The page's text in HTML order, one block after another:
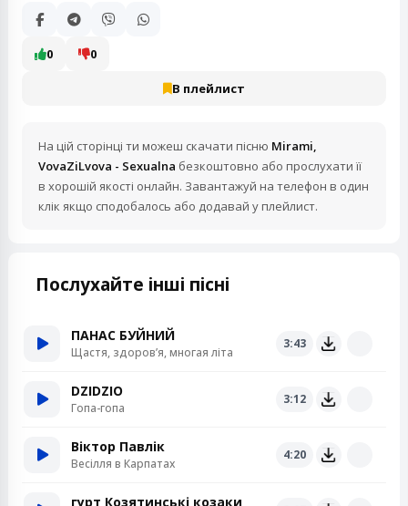
0 0
В плейлист
На цій сторінці ти можеш скачати пісню Mirami,
VovaZiLvova - Sexualna безкоштовно або прослухати її
в хорошій якості онлайн. Завантажуй на телефон в один
клік якщо сподобалось або додавай у плейлист.
Послухайте інші пісні
ПАНАС БУЙНИЙ
Щастя, здоров’я, многая літа
3:43
DZIDZIO
Гопа-гопа
3:12
Віктор Павлік
Весілля в Карпатах
4:20
гурт Козятинські козаки